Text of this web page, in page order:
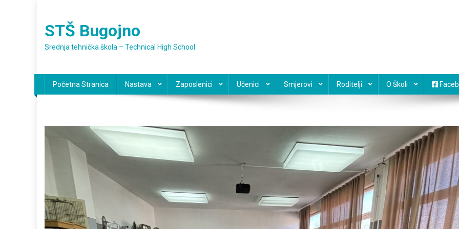
sadržaj
STŠ Bugojno
Srednja tehnička škola – Technical High School
Početna Stranica Nastava Zaposlenici Učenici Smjerovi Roditelji O Školi